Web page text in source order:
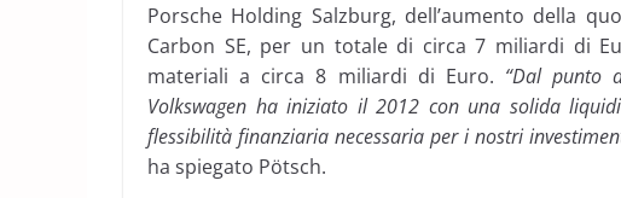
Porsche Holding Salzburg, dell’aumento della
Carbon SE, per un totale di circa 7 miliardi di
materiali a circa 8 miliardi di Euro. “Dal punto
Volkswagen ha iniziato il 2012 con una solida
flessibilità finanziaria necessaria per i nostri
ha spiegato Pötsch.